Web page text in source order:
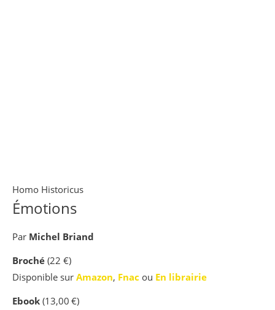
Homo Historicus
Émotions
Par Michel Briand
Broché (22 €)
Disponible sur Amazon, Fnac ou En librairie
Ebook (13,00 €)